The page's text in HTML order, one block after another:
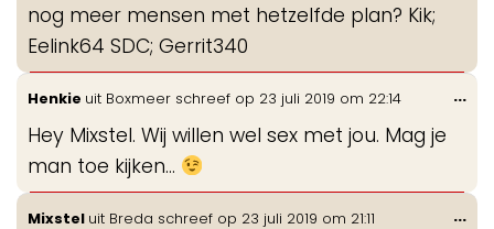
nog meer mensen met hetzelfde plan? Kik;
Eelink64 SDC; Gerrit340
Henkie uit Boxmeer schreef op 23 juli 2019 om 22:14
Hey Mixstel. Wij willen wel sex met jou. Mag je
man toe kijken...
...
Mixstel uit Breda schreef op 23 juli 2019 om 21:11 ...